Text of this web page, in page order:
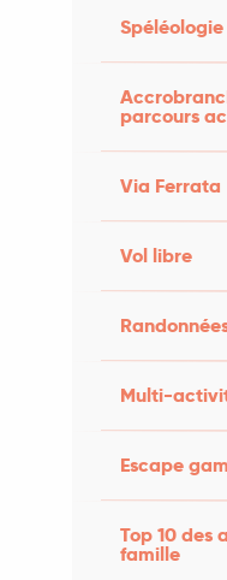
Spéléologie
parcours
Via Ferrata
Vol libre
Multi-
Escape
Top 10 des
famille
Louis
46220
!